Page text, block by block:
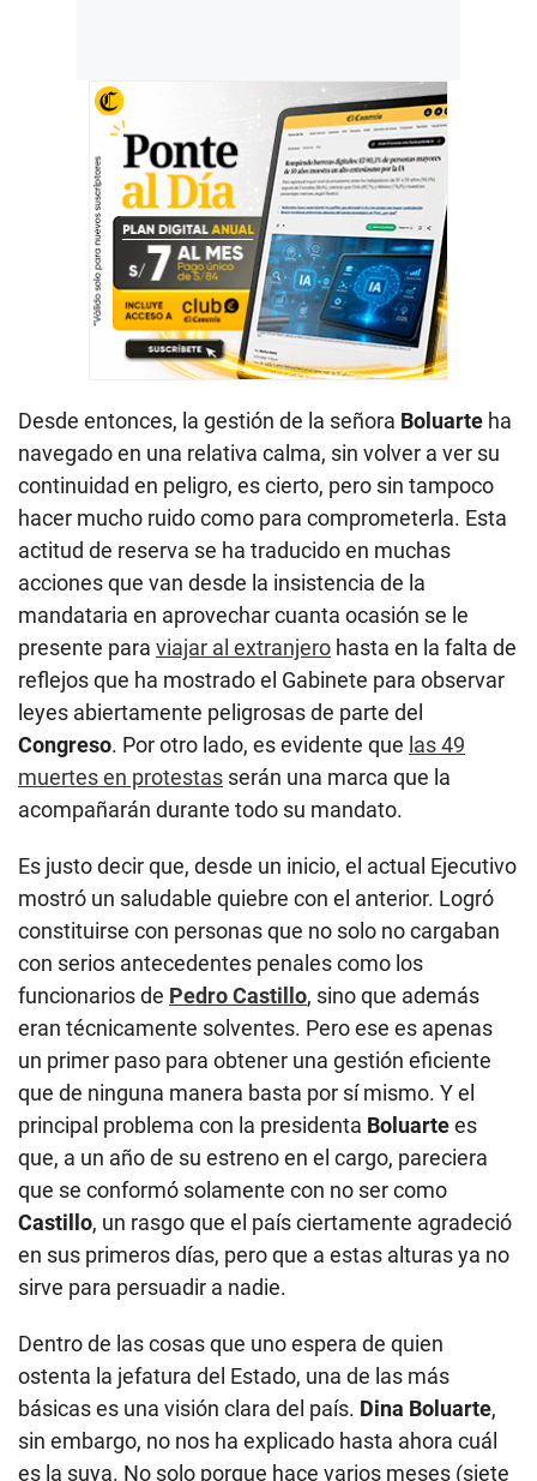
Desde entonces, la gestión de la señora Boluarte ha
navegado en una relativa calma, sin volver a ver su
continuidad en peligro, es cierto, pero sin tampoco
hacer mucho ruido como para comprometerla. Esta
actitud de reserva se ha traducido en muchas
acciones que van desde la insistencia de la
mandataria en aprovechar cuanta ocasión se le
presente para viajar al extranjero hasta en la falta de
reflejos que ha mostrado el Gabinete para observar
leyes abiertamente peligrosas de parte del
Congreso. Por otro lado, es evidente que las 49
muertes en protestas serán una marca que la
acompañarán durante todo su mandato.
Es justo decir que, desde un inicio, el actual Ejecutivo
mostró un saludable quiebre con el anterior. Logró
constituirse con personas que no solo no cargaban
con serios antecedentes penales como los
funcionarios de Pedro Castillo, sino que además
eran técnicamente solventes. Pero ese es apenas
un primer paso para obtener una gestión eficiente
que de ninguna manera basta por sí mismo. Y el
principal problema con la presidenta Boluartees
que, a un año de su estreno en el cargo, pareciera
que se conformó solamente con no ser como
Castillo, un rasgo que el país ciertamente agradeció
en sus primeros días, pero que a estas alturas ya no
sirve para persuadir a nadie.
Dentro de las cosas que uno espera de quien
ostenta la jefatura del Estado, una de las más
básicas es una visión clara del país. Dina Boluarte,
sin embargo, no nos ha explicado hasta ahora cuál
es la suya. No solo porque hace varios meses (siete